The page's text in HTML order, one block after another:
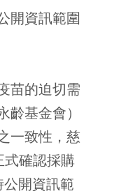
開資訊範圍
苗的迫切需
基金會）
一致性，慈
確認採購
開資訊範